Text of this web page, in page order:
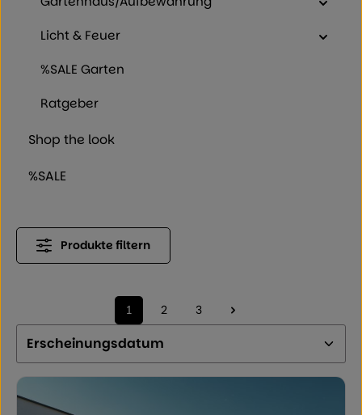
Licht & Feuer
%SALE Garten
Ratgeber
Shop the look
%SALE
Produkte filtern
Seite
1 Seite
2 Seite
3